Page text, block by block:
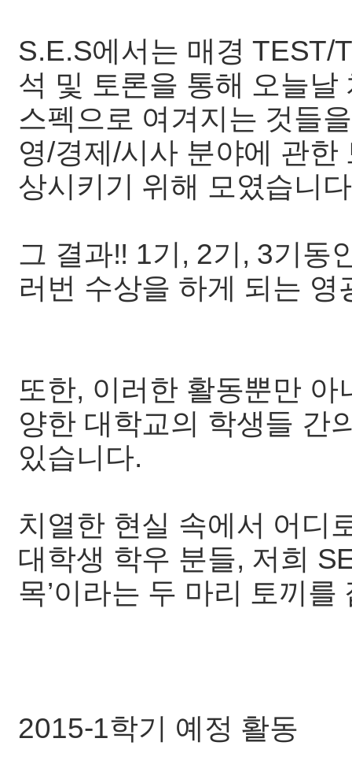
S.E.S에서는 매경 TEST/
석 및 토론을 통해 오늘
스펙으로 여겨지는 것들
영/경제/시사 분야에 관
상시키기 위해 모였습니
그 결과!! 1기, 2기, 3기동
러번 수상을 하게 되는 영
또한, 이러한 활동뿐만
양한 대학교의 학생들 간
있습니다.
치열한 현실 속에서 어디
대학생 학우 분들, 저희
목’이라는 두 마리 토끼
2015-1학기 예정 활동